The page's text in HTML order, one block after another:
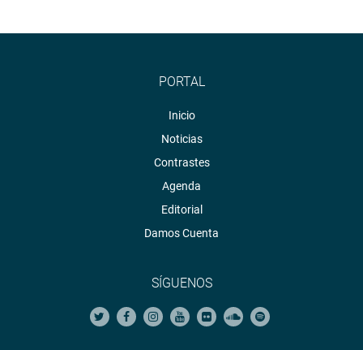
PORTAL
Inicio
Noticias
Contrastes
Agenda
Editorial
Damos Cuenta
SÍGUENOS